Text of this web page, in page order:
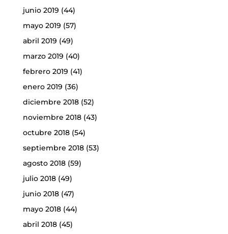
junio 2019 (44)
mayo 2019 (57)
abril 2019 (49)
marzo 2019 (40)
febrero 2019 (41)
enero 2019 (36)
diciembre 2018(52)
noviembre 2018(43)
octubre 2018(54)
septiembre 2018(53)
agosto 2018(59)
julio 2018(49)
junio 2018(47)
mayo 2018(44)
abril 2018(45)